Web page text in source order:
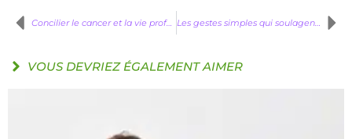
Concilier le cancer et la vie professionnelle : un défi majeur Les gestes simples qui soulagent le mal de gorge
VOUS DEVRIEZ ÉGALEMENT AIMER